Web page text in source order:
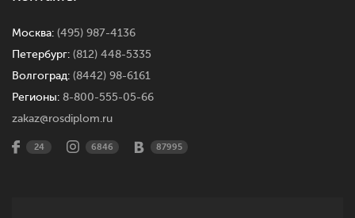
Москва: (495) 987-4136
Петербург: (812) 448-5335
Волгоград: (8442) 98-6161
Регионы: 8-800-555-05-66
zakaz@rosdiplom.ru
24 6846 87995